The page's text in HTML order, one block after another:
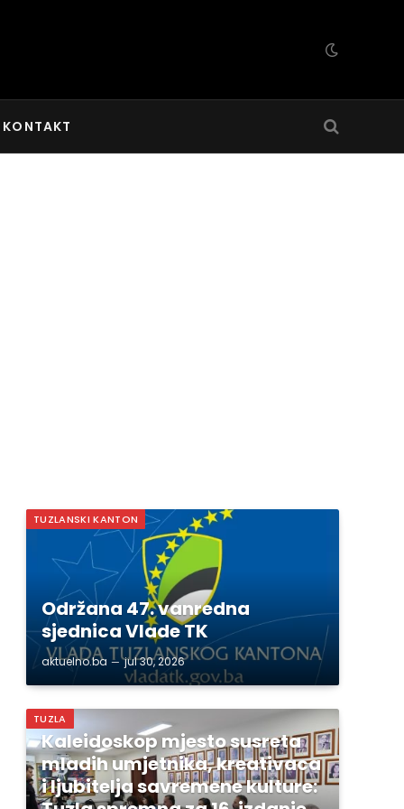
KONTAKT
TUZLANSKI KANTON
Održana 47. vanredna
sjednica Vlade TK
aktuelno.ba jul 30, 2026
TUZLA
Kaleidoskop mjesto susreta
mladih umjetnika, kreativaca
i ljubitelja savremene kulture: